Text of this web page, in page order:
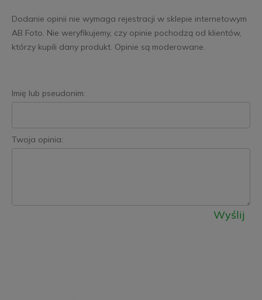
Dodanie opinii nie wymaga rejestracji w sklepie internetowym
AB Foto. Nie weryfikujemy, czy opinie pochodzą od klientów,
którzy kupili dany produkt. Opinie są moderowane.
Imię lub pseudonim:
Twoja opinia:
Wyślij